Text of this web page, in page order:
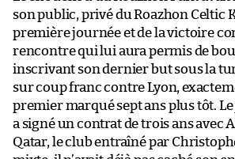
son public, privé du Roazhon Celtic
première journée et de la victoire
rencontre qui lui aura permis de
inscrivant son dernier but sous la
sur coup franc contre Lyon,
premier marqué sept ans plus tôt.
a signé un contrat de trois ans avec
Qatar, le club entraîné par